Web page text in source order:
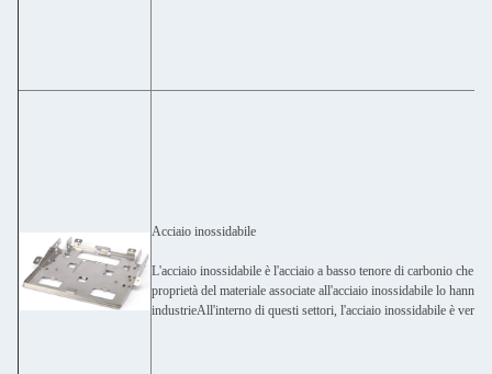
Acciaio inossidabile
L'acciaio inossidabile è l'acciaio a basso tenore di carbonio che
proprietà del materiale associate all'acciaio inossidabile lo hanno
industrieAll'interno di questi settori, l'acciaio inossidabile è